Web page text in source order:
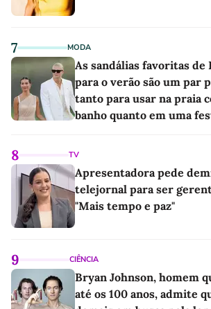
7 MODA
As sandálias favoritas de
para o verão são um par
tanto para usar na praia
banho quanto em uma
8 TV
Apresentadora pede
telejornal para ser
"Mais tempo e paz"
9 CIÊNCIA
Bryan Johnson, homem
até os 100 anos, admite